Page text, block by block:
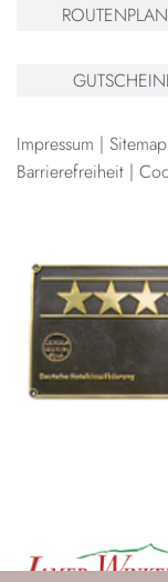
Impressum Sitemap
Barrierefreiheit